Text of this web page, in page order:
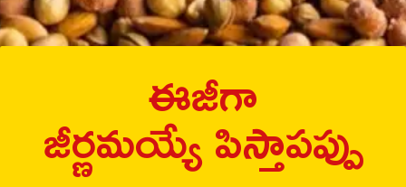
ఈజీగా
జీర్ణమయ్యే పిస్తాపప్పు